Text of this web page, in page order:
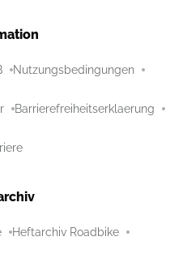
Nutzungsbedingungen
Barrierefreiheitserklaerung
Heftarchiv Roadbike